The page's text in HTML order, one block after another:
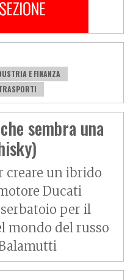
E FINANZA
sembra una
creare un ibrido
Ducati
per il
mondo del russo